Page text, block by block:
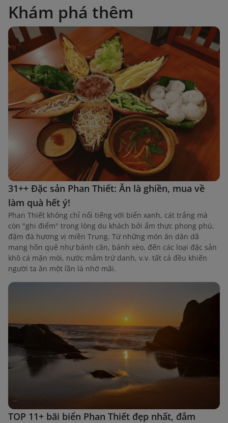
Khám phá thêm
31++ Đặc sản Phan Thiết: Ăn là ghiền, mua về
làm quà hết ý!
Phan Thiết không chỉ nổi tiếng với biển xanh, cát trắng mà
còn "ghi điểm" trong lòng du khách bởi ẩm thực phong phú,
đậm đà hương vị miền Trung. Từ những món ăn dân dã
mang hồn quê như bánh căn, bánh xèo, đến các loại đặc sản
khô cá mặn mòi, nước mắm trứ danh, v.v. tất cả đều khiến
người ta ăn một lần là nhớ mãi.
TOP 11+ bãi biển Phan Thiết đẹp nhất, đắm